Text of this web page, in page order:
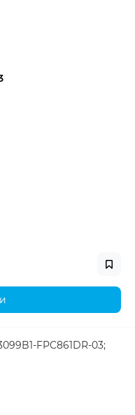
FPC861DR-03;